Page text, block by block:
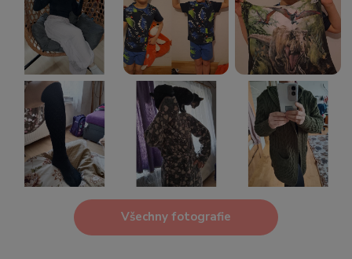
Všechny fotografie